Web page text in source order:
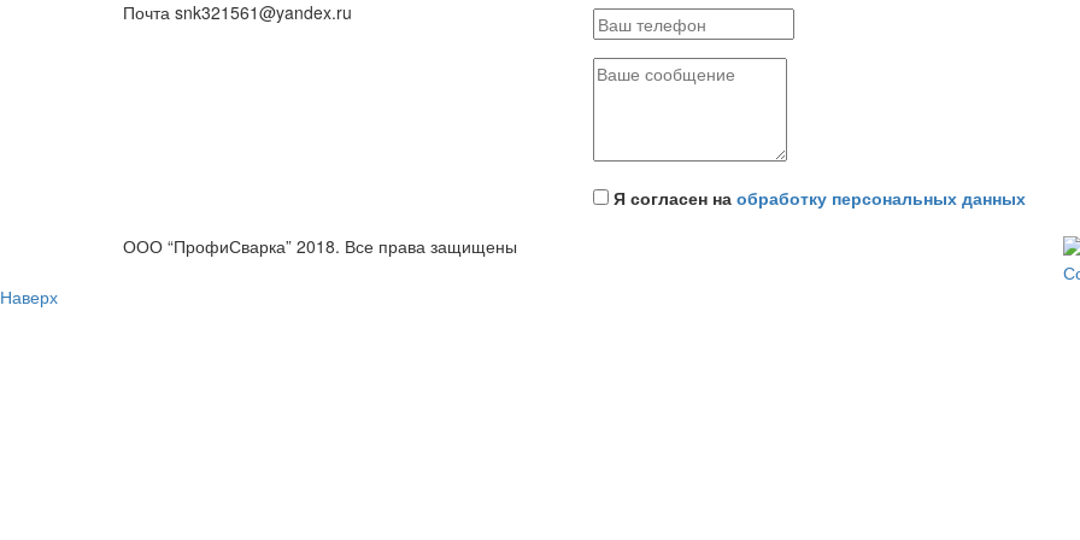
Почта snk321561@yandex.ru
Я согласен на обработку персональных данных
ООО “ПрофиСварка” 2018. Все права защищены
Наверх